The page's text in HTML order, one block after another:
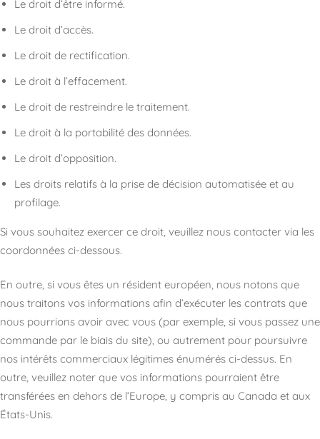
Le droit d’être informé.
Le droit d’accès.
Le droit de rectification.
Le droit à l’effacement.
Le droit de restreindre le traitement.
Le droit à la portabilité des données.
Le droit d’opposition.
Les droits relatifs à la prise de décision automatisée et au
profilage.
Si vous souhaitez exercer ce droit, veuillez nous contacter via les
coordonnées ci-dessous.
En outre, si vous êtes un résident européen, nous notons que
nous traitons vos informations afin d’exécuter les contrats que
nous pourrions avoir avec vous (par exemple, si vous passez une
commande par le biais du site), ou autrement pour poursuivre
nos intérêts commerciaux légitimes énumérés ci-dessus. En
outre, veuillez noter que vos informations pourraient être
transférées en dehors de l’Europe, y compris au Canada et aux
États-Unis.